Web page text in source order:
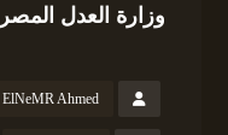
وزارة العدل
ElNeMR Ahmed